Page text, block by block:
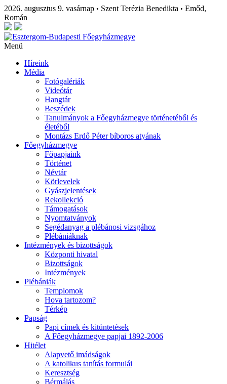
2026. augusztus 9. vasárnap • Szent Terézia Benedikta • Emőd,
Román
Menü
Híreink
Média
Fotógalériák
Videótár
Hangtár
Beszédek
Tanulmányok a Főegyházmegye történetéből és
életéből
Montázs Erdő Péter bíboros atyának
Főegyházmegye
Főpapjaink
Történet
Névtár
Körlevelek
Gyászjelentések
Rekollekció
Támogatások
Nyomtatványok
Segédanyag a plébánosi vizsgához
Plébániáknak
Intézmények és bizottságok
Központi hivatal
Bizottságok
Intézmények
Plébániák
Templomok
Hova tartozom?
Térkép
Papság
Papi címek és kitüntetések
A Főegyházmegye papjai 1892-2006
Hitélet
Alapvető imádságok
A katolikus tanítás formulái
Keresztség
Bérmálás